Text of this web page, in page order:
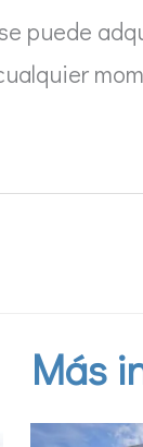
puede
Más